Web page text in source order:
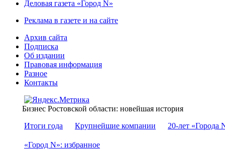
Деловая газета «Город N»
Реклама в газете и на сайте
Архив сайта
Подписка
Об издании
Правовая информация
Разное
Контакты
Бизнес Ростовской области: новейшая история
Итоги года
Крупнейшие компании 20-лет «Города
«Город N»: избранное